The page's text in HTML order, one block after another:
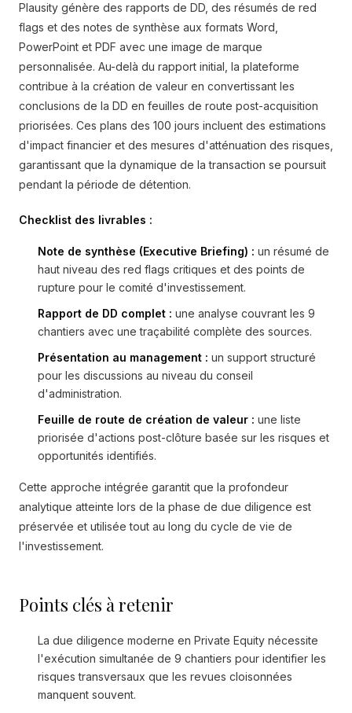
Plausity génère des rapports de DD, des résumés de red
flags et des notes de synthèse aux formats Word,
PowerPoint et PDF avec une image de marque
personnalisée. Au-delà du rapport initial, la plateforme
contribue à la création de valeur en convertissant les
conclusions de la DD en feuilles de route post-acquisition
priorisées. Ces plans des 100 jours incluent des estimations
d'impact financier et des mesures d'atténuation des risques,
garantissant que la dynamique de la transaction se poursuit
pendant la période de détention.
Checklist des livrables :
Note de synthèse (Executive Briefing) : un résumé de
haut niveau des red flags critiques et des points de
rupture pour le comité d'investissement.
Rapport de DD complet : une analyse couvrant les 9
chantiers avec une traçabilité complète des sources.
Présentation au management : un support structuré
pour les discussions au niveau du conseil
d'administration.
Feuille de route de création de valeur : une liste
priorisée d'actions post-clôture basée sur les risques et
opportunités identifiés.
Cette approche intégrée garantit que la profondeur
analytique atteinte lors de la phase de due diligence est
préservée et utilisée tout au long du cycle de vie de
l'investissement.
Points clés à retenir
La due diligence moderne en Private Equity nécessite
l'exécution simultanée de 9 chantiers pour identifier les
risques transversaux que les revues cloisonnées
manquent souvent.